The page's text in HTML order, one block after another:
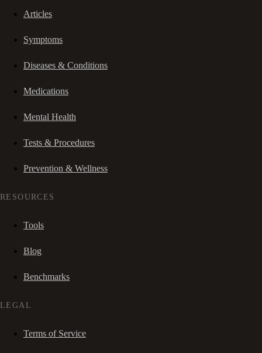
Articles
Symptoms
Diseases & Conditions
Medications
Mental Health
Tests & Procedures
Prevention & Wellness
RESOURCES
Tools
Blog
Benchmarks
LEGAL
Terms of Service